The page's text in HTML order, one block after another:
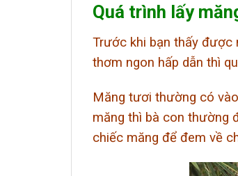
Quá trình lấy
Trước khi bạn thấy
thơm ngon hấp dẫn thì
Măng tươi thường có
măng thì bà con thường
chiếc măng để đem về